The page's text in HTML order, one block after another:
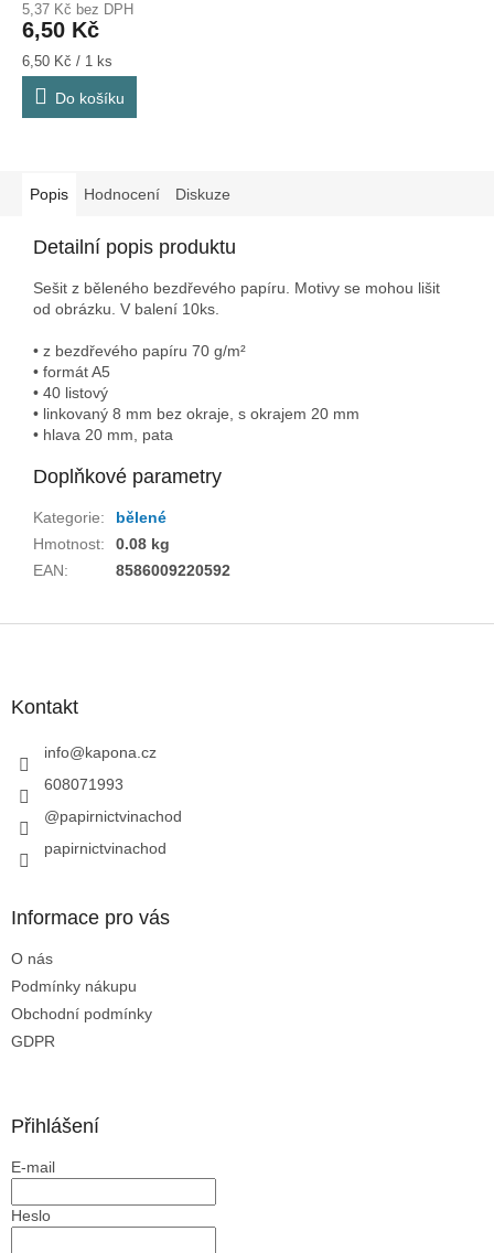
5,37 Kč bez DPH
6,50 Kč
Měrná
cena:
6,50 Kč / 1 ks
Do košíku
Popis Hodnocení Diskuze
Detailní popis produktu
Sešit z běleného bezdřevého papíru. Motivy se mohou lišit
od obrázku. V balení 10ks.
• z bezdřevého papíru 70 g/m²
• formát A5
• 40 listový
• linkovaný 8 mm bez okraje, s okrajem 20 mm
• hlava 20 mm, pata
Doplňkové parametry
Kategorie:
bělené
Hmotnost:
0.08 kg
EAN: 8586009220592
Kontakt
info@kapona.cz
608071993
@papirnictvinachod
papirnictvinachod
Informace pro vás
O nás
Podmínky nákupu
Obchodní podmínky
GDPR
Přihlášení
E-mail
Heslo